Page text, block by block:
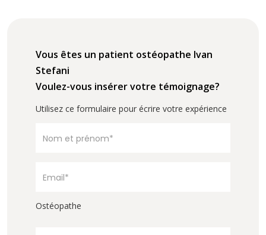
Vous êtes un patient ostéopathe Ivan
Stefani
Voulez-vous insérer votre témoignage?
Utilisez ce formulaire pour écrire votre expérience
Ostéopathe